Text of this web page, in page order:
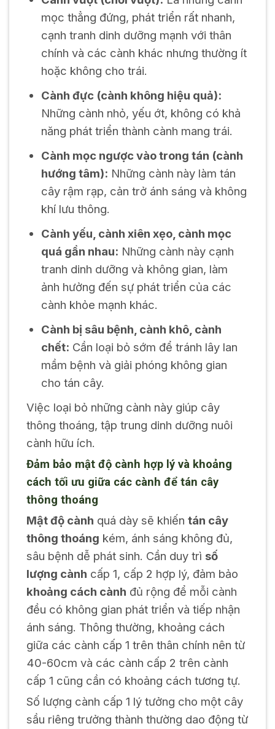
mọc thẳng đứng, phát triển rất nhanh,
cạnh tranh dinh dưỡng mạnh với thân
chính và các cành khác nhưng thường ít
hoặc không cho trái.
Cành đực (cành không hiệu quả):
Những cành nhỏ, yếu ớt, không có khả
năng phát triển thành cành mang trái.
Cành mọc ngược vào trong tán (cành
hướng tâm): Những cành này làm tán
cây rậm rạp, cản trở ánh sáng và không
khí lưu thông.
Cành yếu, cành xiên xẹo, cành mọc
quá gần nhau: Những cành này cạnh
tranh dinh dưỡng và không gian, làm
ảnh hưởng đến sự phát triển của các
cành khỏe mạnh khác.
Cành bị sâu bệnh, cành khô, cành
chết: Cần loại bỏ sớm để tránh lây lan
mầm bệnh và giải phóng không gian
cho tán cây.
Việc loại bỏ những cành này giúp cây
thông thoáng, tập trung dinh dưỡng nuôi
cành hữu ích.
Đảm bảo mật độ cành hợp lý và khoảng
cách tối ưu giữa các cành để tán cây
thông thoáng
Mật độ cành quá dày sẽ khiến tán cây
thông thoáng kém, ánh sáng không đủ,
sâu bệnh dễ phát sinh. Cần duy trì số
lượng cành cấp 1, cấp 2 hợp lý, đảm bảo
khoảng cách cành đủ rộng để mỗi cành
đều có không gian phát triển và tiếp nhận
ánh sáng. Thông thường, khoảng cách
giữa các cành cấp 1 trên thân chính nên từ
40-60cm và các cành cấp 2 trên cành
cấp 1 cũng cần có khoảng cách tương tự.
Số lượng cành cấp 1 lý tưởng cho một cây
sầu riêng trưởng thành thường dao động từ